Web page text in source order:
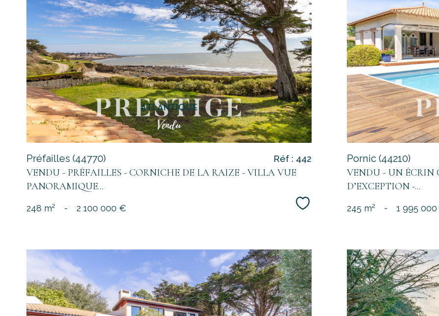
voir le
bien
Préfailles (44770)
VENDU - PRÉFAILLES - CORNICHE DE LA RAIZE - VILLA VUE
PANORAMIQUE...
Réf : 442
248 m² - 2 100 000 € Sélectionner
Pornic (44210)
VENDU - UN ÉCRIN
D’EXCEPTION -...
245 m² - 1 995